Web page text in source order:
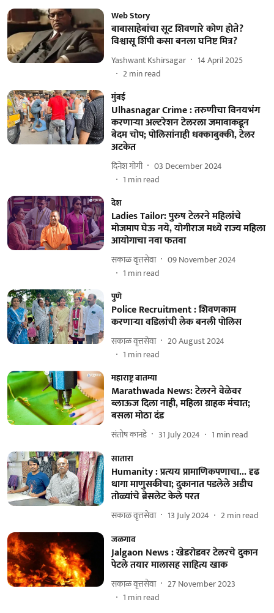
Web Story
बाबासाहेबांचा सूट शिवणारे कोण होते?
विश्वासू शिंपी कसा बनला घनिष्ट मित्र?
Yashwant Kshirsagar
14 April 2025
2min read
मुंबई
Ulhasnagar Crime : तरुणीचा विनयभंग
करणाऱ्या अल्टरेशन टेलरला जमावाकडून
बेदम चोप; पोलिसांनाही धक्काबुक्की, टेलर
अटकेत
दिनेश गोगी
03 December 2024
1 min read
देश
Ladies Tailor: पुरुष टेलरने महिलांचे
मोजमाप घेऊ नये, योगीराज मध्ये राज्य महिला
आयोगाचा नवा फतवा
सकाळ वृत्तसेवा
09 November 2024
1 min read
पुणे
Police Recruitment : शिवणकाम
करणाऱ्या वडिलांची लेक बनली पोलिस
सकाळ वृत्तसेवा
20 August 2024
1 min read
महाराष्ट्र बातम्या
Marathwada News: टेलरने वेळेवर
ब्लाऊज दिला नाही, महिला ग्राहक मंचात;
बसला मोठा दंड
संतोष कानडे 31 July 2024 1 min read
सातारा
Humanity : प्रत्‍यय प्रामाणिकपणाचा... दृढ
धागा माणुसकीचा; दुकानात पडलेले अडीच
तोळ्यांचे ब्रेसलेट केले परत
सकाळ वृत्तसेवा 13 July 2024 2min read
जळगाव
Jalgaon News : खेडरोडवर टेलरचे दुकान
पेटले तयार मालासह साहित्य खाक
सकाळ वृत्तसेवा
27 November 2023
1 min read